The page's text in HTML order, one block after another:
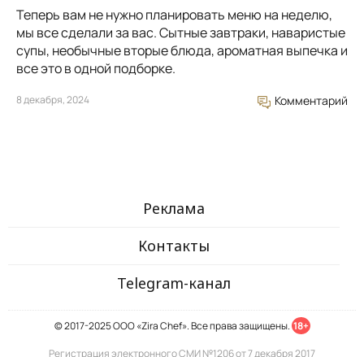
Теперь вам не нужно планировать меню на неделю,
мы все сделали за вас. Сытные завтраки, наваристые
супы, необычные вторые блюда, ароматная выпечка и
все это в одной подборке.
8 декабря, 2024 Комментарий
Реклама
Контакты
Telegram-канал
© 2017-2025 ООО «Zira Chef». Все права защищены. 18+
Регистрация электронного СМИ №1206 от 7 декабря 2017